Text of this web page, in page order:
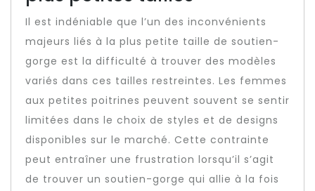
Il est indéniable que l’un des inconvénients
majeurs liés à la plus petite taille de soutien-
gorge est la difficulté à trouver des modèles
variés dans ces tailles restreintes. Les femmes
aux petites poitrines peuvent souvent se sentir
limitées dans le choix de styles et de designs
disponibles sur le marché. Cette contrainte
peut entraîner une frustration lorsqu’il s’agit
de trouver un soutien-gorge qui allie à la fois